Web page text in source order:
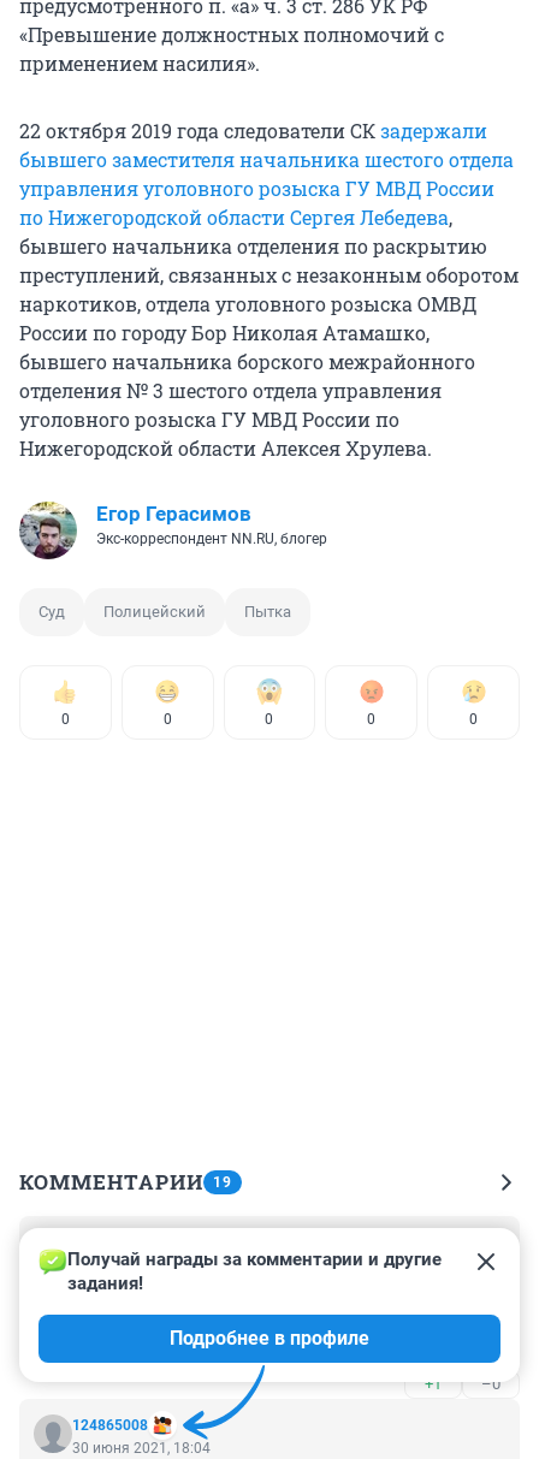
предусмотренного п. «а» ч. 3 ст. 286 УК РФ
«Превышение должностных полномочий с
применением насилия».
22 октября 2019 года следователи СКзадержали
бывшего заместителя начальника шестого отдела
управления уголовного розыска ГУ МВД России
по Нижегородской области Сергея Лебедева,
бывшего начальника отделения по раскрытию
преступлений, связанных с незаконным оборотом
наркотиков, отдела уголовного розыска ОМВД
России по городу Бор Николая Атамашко,
бывшего начальника борского межрайонного
отделения № 3 шестого отдела управления
уголовного розыска ГУ МВД России по
Нижегородской области Алексея Хрулева.
Егор Герасимов
Экс-корреспондент NN.RU, блогер
Суд Полицейский Пытка
0 0 0 0 0
КОММЕНТАРИИ 19
1 июля 2021, 08:30
Вы, что правда думаете, что преступников пытать
можно? Что пытки могут быть оправданы?
Люди у вас все ориентиры сбиты, и не только
морально-нравственные.
+1 –0
124865008
Получай награды за комментарии и другие
задания!
Подробнее в профиле
30 июня 2021, 18:04